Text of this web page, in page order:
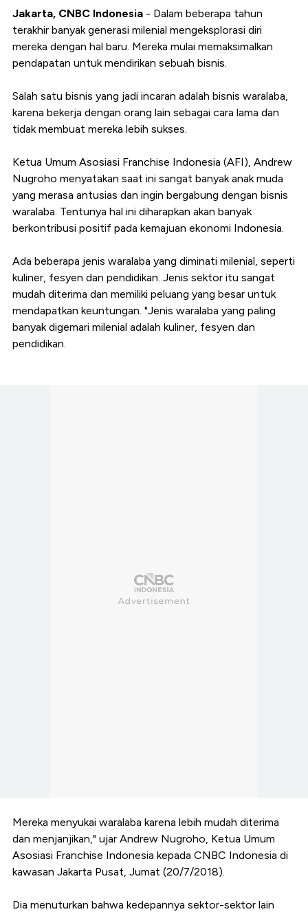
Jakarta, CNBC Indonesia - Dalam beberapa tahun
terakhir banyak generasi milenial mengeksplorasi diri
mereka dengan hal baru. Mereka mulai memaksimalkan
pendapatan untuk mendirikan sebuah bisnis.
Salah satu bisnis yang jadi incaran adalah bisnis waralaba,
karena bekerja dengan orang lain sebagai cara lama dan
tidak membuat mereka lebih sukses.
Ketua Umum Asosiasi Franchise Indonesia (AFI), Andrew
Nugroho menyatakan saat ini sangat banyak anak muda
yang merasa antusias dan ingin bergabung dengan bisnis
waralaba. Tentunya hal ini diharapkan akan banyak
berkontribusi positif pada kemajuan ekonomi Indonesia.
Ada beberapa jenis waralaba yang diminati milenial, seperti
kuliner, fesyen dan pendidikan. Jenis sektor itu sangat
mudah diterima dan memiliki peluang yang besar untuk
mendapatkan keuntungan. "Jenis waralaba yang paling
banyak digemari milenial adalah kuliner, fesyen dan
pendidikan.
Mereka menyukai waralaba karena lebih mudah diterima
dan menjanjikan," ujar Andrew Nugroho, Ketua Umum
Asosiasi Franchise Indonesia kepada CNBC Indonesia di
kawasan Jakarta Pusat, Jumat (20/7/2018).
Dia menuturkan bahwa kedepannya sektor-sektor lain